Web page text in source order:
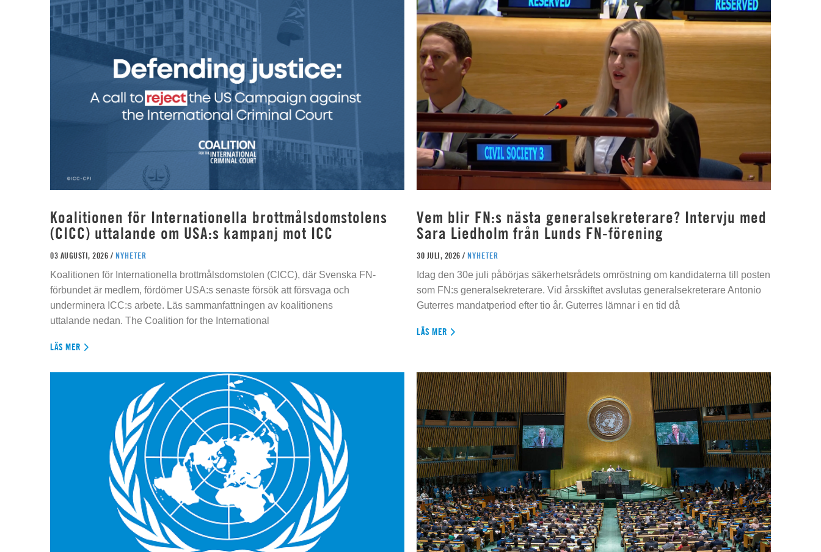
Koalitionen för Internationella brottmålsdomstolens
(CICC) uttalande om USA:s kampanj mot ICC
03 AUGUSTI, 2026 / NYHETER
Koalitionen för Internationella brottmålsdomstolen (CICC), där Svenska FN-
förbundet är medlem, fördömer USA:s senaste försök att försvaga och
underminera ICC:s arbete. Läs sammanfattningen av koalitionens
uttalande nedan. The Coalition for the International
LÄS MER
Vem blir FN:s nästa generalsekreterare? Intervju med
Sara Liedholm från Lunds FN-förening
30 JULI, 2026 / NYHETER
Idag den 30e juli påbörjas säkerhetsrådets omröstning om kandidaterna till posten
som FN:s generalsekreterare. Vid årsskiftet avslutas generalsekreterare Antonio
Guterres mandatperiod efter tio år. Guterres lämnar i en tid då
LÄS MER